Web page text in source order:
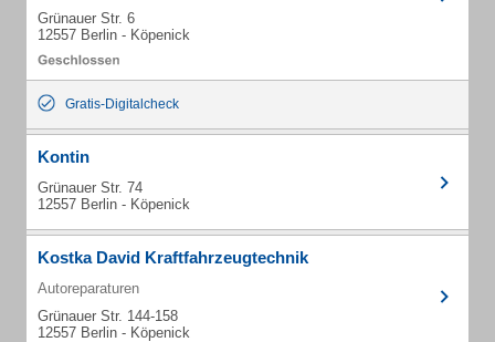
Grünauer Str. 6
12557 Berlin - Köpenick
Gratis-Digitalcheck
Kontin
Grünauer Str. 74
12557 Berlin - Köpenick
Kostka David Kraftfahrzeugtechnik
Autoreparaturen
Grünauer Str. 144-158
12557 Berlin - Köpenick